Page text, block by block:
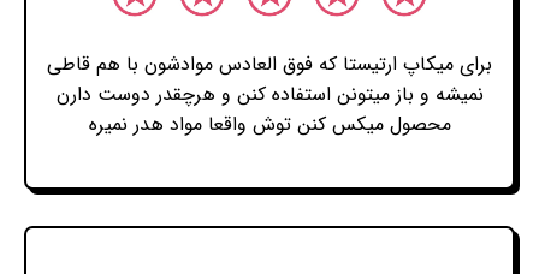
برای میکاپ ارتیستا که فوق العادس موادشون با هم قاطی
نمیشه و باز میتونن استفاده کنن و هرچقدر دوست دارن
محصول میکس کنن توش واقعا مواد هدر نمیره